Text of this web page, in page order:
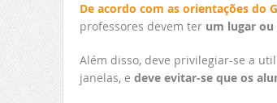
De acordo com as orientações do
professores devem ter um lugar
Além disso, deve privilegiar-se a
janelas, e deve evitar-se que os